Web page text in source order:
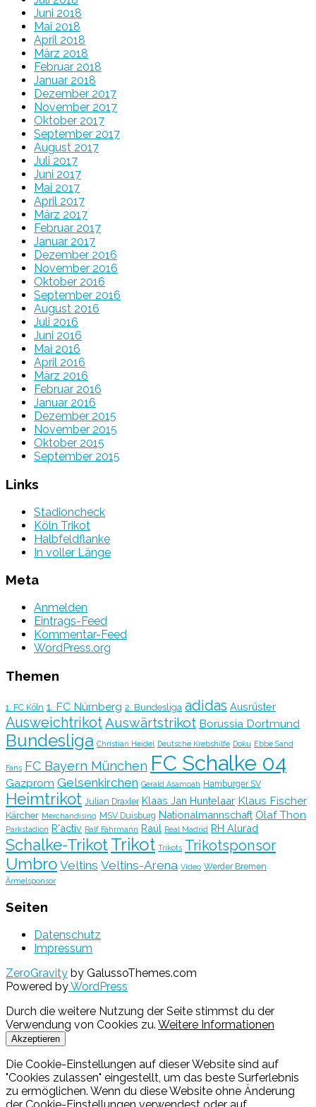
Juni 2018
Mai 2018
April 2018
März 2018
Februar 2018
Januar 2018
Dezember 2017
November 2017
Oktober 2017
September 2017
August 2017
Juli 2017
Juni 2017
Mai 2017
April 2017
März 2017
Februar 2017
Januar 2017
Dezember 2016
November 2016
Oktober 2016
September 2016
August 2016
Juli 2016
Juni 2016
Mai 2016
April 2016
März 2016
Februar 2016
Januar 2016
Dezember 2015
November 2015
Oktober 2015
September 2015
Links
Stadioncheck
Köln Trikot
Halbfeldflanke
In voller Länge
Meta
Anmelden
Eintrags-Feed
Kommentar-Feed
WordPress.org
Themen
1. FC Köln 1. FC Nürnberg 2. Bundesliga adidas Ausrüster
AusweichtrikotAuswärtstrikot Borussia Dortmund
Bundesliga Christian Heidel Deutsche Krebshilfe Doku Ebbe Sand
Fans FC Bayern München FC Schalke 04
Gazprom Gelsenkirchen Gerald Asamoah Hamburger SV
Heimtrikot Julian Draxler Klaas Jan Huntelaar Klaus Fischer
Kärcher Merchandising MSV Duisburg Nationalmannschaft Olaf Thon
Parkstadion R'activ Ralf Fährmann Raúl Real Madrid RH Alurad
Schalke-TrikotTrikot Trikots Trikotsponsor
Umbro Veltins Veltins-Arena Video Werder Bremen
Ärmelsponsor
Seiten
Datenschutz
Impressum
ZeroGravity by GalussoThemes.com
Powered byWordPress
Durch die weitere Nutzung der Seite stimmst du der
Verwendung von Cookies zu. Weitere Informationen
Akzeptieren
Die Cookie-Einstellungen auf dieser Website sind auf
"Cookies zulassen" eingestellt, um das beste Surferlebnis
zu ermöglichen. Wenn du diese Website ohne Änderung